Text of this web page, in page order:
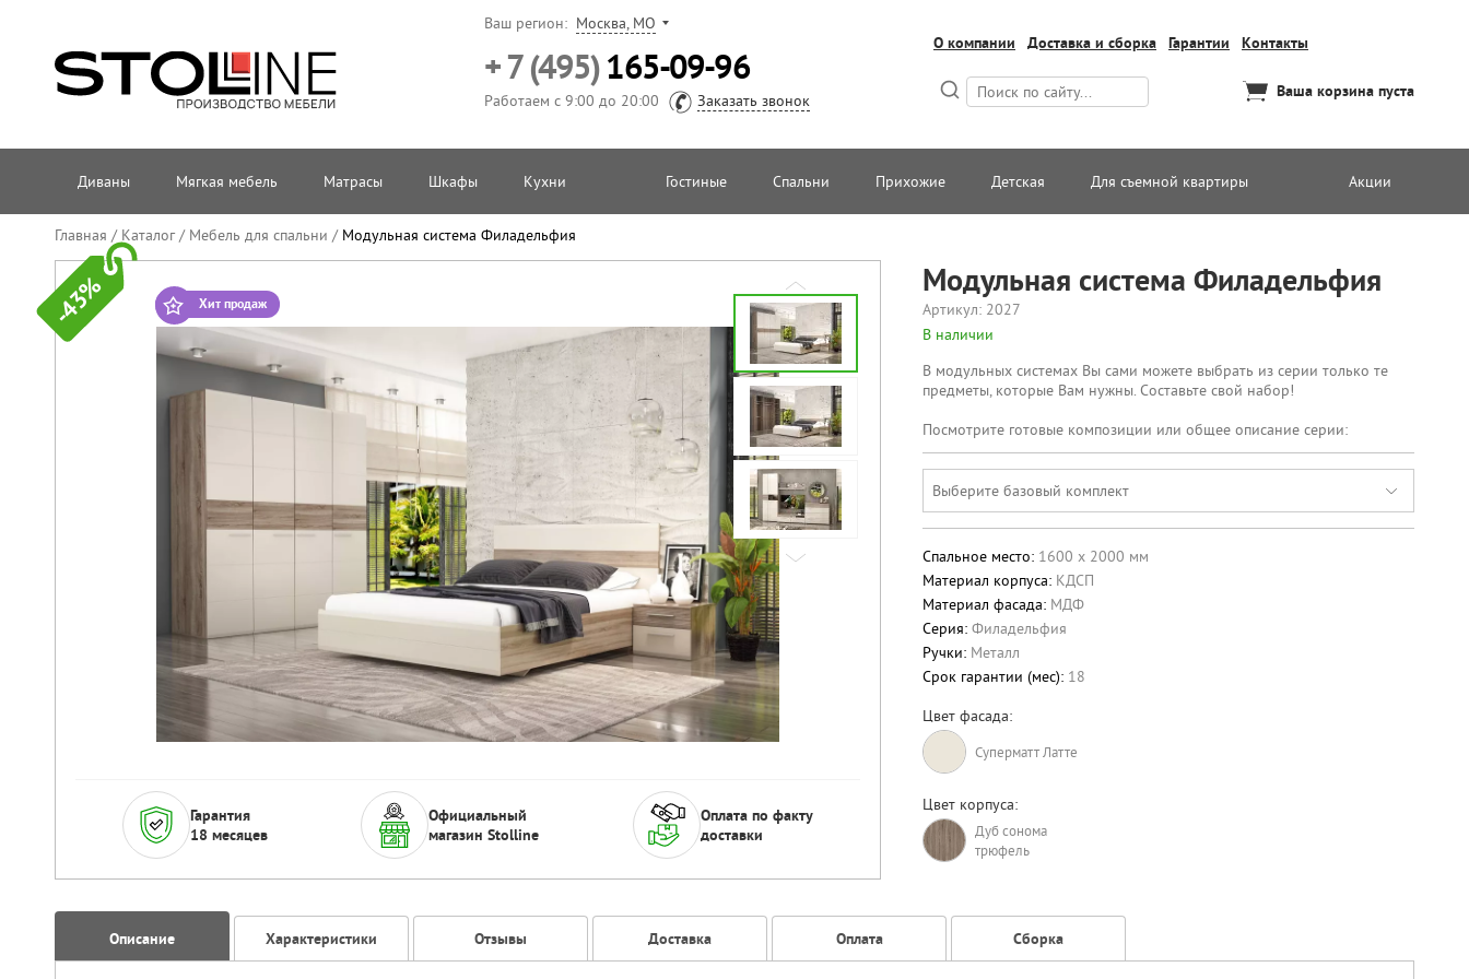
Ваш регион: Москва, МО
+ 7 (495)165-09-96
Работаем с 9:00 до 20:00 Заказать звонок
О компании Доставка и сборка Гарантии Контакты
Ваша корзина пуста
Диваны Мягкая мебель Матрасы Шкафы Кухни Гостиные Спальни Прихожие Детская Для съемной квартиры Акции
Главная / Каталог/ Мебель для спальни / Модульная система Филадельфия
Модульная система Филадельфия
Артикул: 2027
В наличии
-43% Хит продаж
Гарантия
18 месяцев
Официальный
магазин Stolline
Оплата по факту
доставки
В модульных системах Вы сами можете выбрать из серии только те
предметы, которые Вам нужны. Составьте свой набор!
Посмотрите готовые композиции или общее описание серии:
Выберите базовый комплект
Спальное место: 1600 х 2000 мм
Материал корпуса: КДСП
Материал фасада: МДФ
Серия: Филадельфия
Ручки: Металл
Срок гарантии (мес): 18
Цвет фасада:
Суперматт Латте
Цвет корпуса:
Дуб сонома
трюфель
Описание Характеристики Отзывы Доставка Оплата Сборка